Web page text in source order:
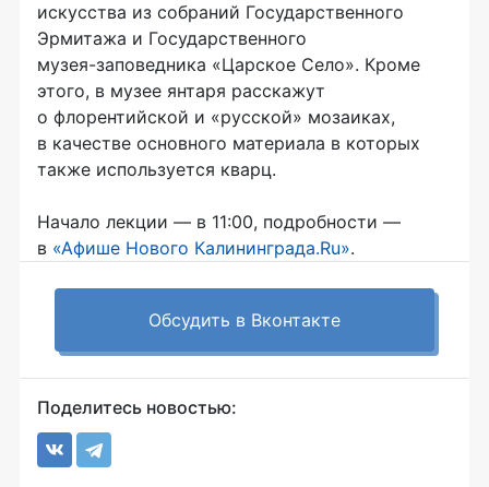
искусства из собраний Государственного
Эрмитажа и Государственного
музея-заповедника «Царское Село». Кроме
этого, в музее янтаря расскажут
о флорентийской и «русской» мозаиках,
в качестве основного материала в которых
также используется кварц.
Начало лекции — в 11:00, подробности —
в «Афише Нового Калининграда.Ru».
Обсудить в Вконтакте
Поделитесь новостью: